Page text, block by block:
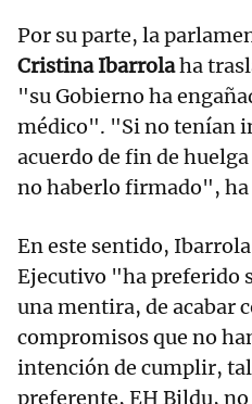
Por su parte, la
Cristina Ibarrolaha
"su Gobierno ha
médico". "Si no tenían
acuerdo de fin de
no haberlo firmado",
En este sentido,
Ejecutivo "ha preferido
una mentira, de acabar
compromisos que no
intención de cumplir, tal
preferente, EH Bildu,